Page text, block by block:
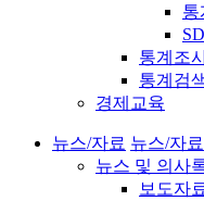
통
통계조
통계검
경제교육
뉴스/자료 뉴스/자료
뉴스 및 의사
보도자